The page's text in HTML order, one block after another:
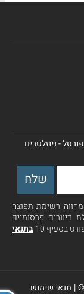
- ניוזלטרים
רשימת תפוצה
דיוורים פרסומיים
בסעיף 10
בתנאי
| תנאי שימוש